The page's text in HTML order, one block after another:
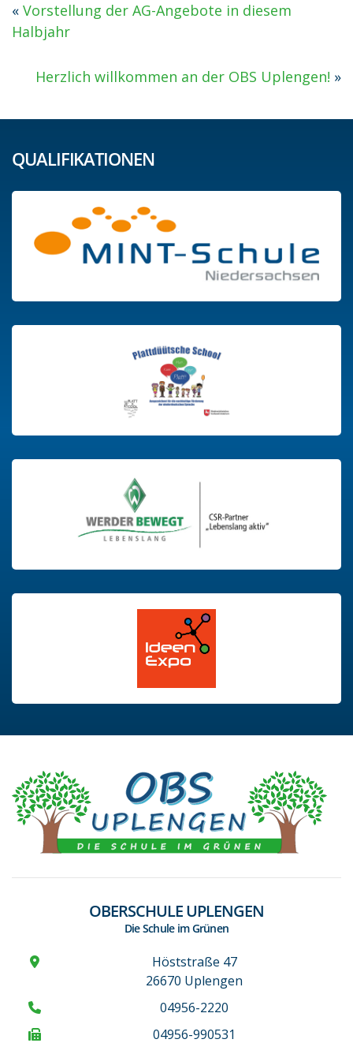
« Vorstellung der AG-Angebote in diesem
Halbjahr
Herzlich willkommen an der OBS Uplengen! »
QUALIFIKATIONEN
OBERSCHULE UPLENGEN
Die Schule im Grünen
Höststraße 47
26670 Uplengen
04956-2220
04956-990531